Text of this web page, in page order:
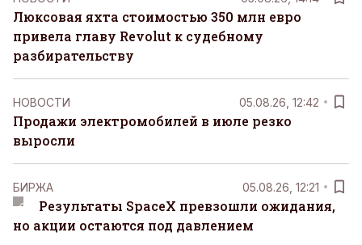
Люксовая яхта стоимостью 350 млн евро
привела главу Revolut к судебному
разбирательству
НОВОСТИ 05.08.26, 12:42
Продажи электромобилей в июле резко
выросли
БИРЖА 05.08.26, 12:21
Результаты SpaceX превзошли ожидания,
но акции остаются под давлением